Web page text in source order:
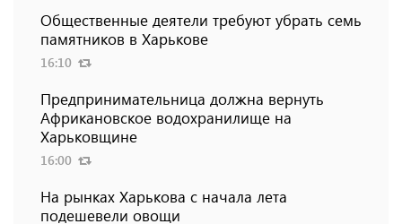
Общественные деятели требуют убрать семь
памятников в Харькове
16:10
Предпринимательница должна вернуть
Африкановское водохранилище на
Харьковщине
16:00
На рынках Харькова с начала лета
подешевели овощи